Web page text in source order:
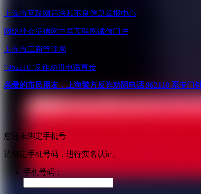
上海市互联网违法和不良信息举报中心
网络社会征信网中国互联网诚信门户
上海市工商管理局
“962110”反诈劝阻电话宣传
亲爱的市民朋友，上海警方反诈劝阻电话 962110 系专门
您还未绑定手机号
请绑定手机号码，进行实名认证。
手机号码：